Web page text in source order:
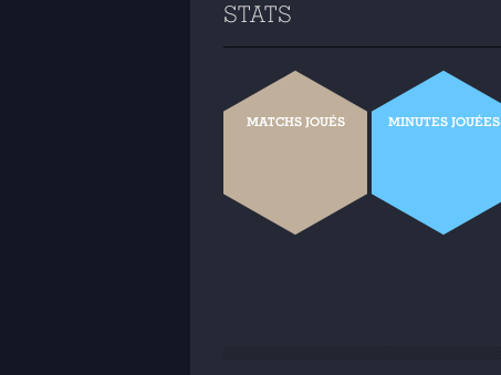
STATS
MATCHS JOUÉS MINUTES JOUÉES